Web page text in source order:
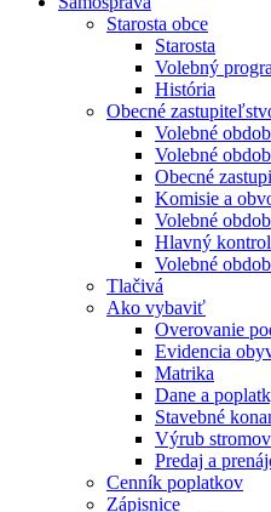
Starosta obce
Starosta
Volebný
História
Obecné
Volebné
Volebné
Obecné
Komisie a
Volebné
Hlavný
Volebné
Tlačivá
Ako vybaviť
Overovanie
Evidencia
Matrika
Dane a
Stavebné
Výrub stromov
Predaj a
Cenník poplatkov
Zápisnice